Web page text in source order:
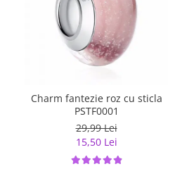
Charm fantezie roz cu sticla
PSTF0001
29,99 Lei
15,50 Lei